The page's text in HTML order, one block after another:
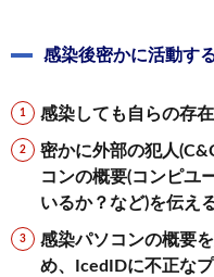
感染後密かに活動す
感染しても自らの存
密かに外部の犯人
コンの概要(コンピユ
いるか？など)を伝える
感染パソコンの概要
め、IcedIDに不正な